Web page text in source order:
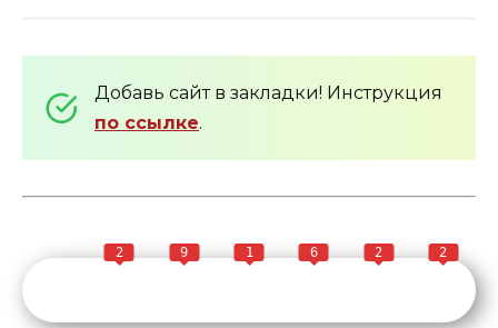
Добавь сайт в закладки! Инструкция
по ссылке.
2 9 1 6 2 2